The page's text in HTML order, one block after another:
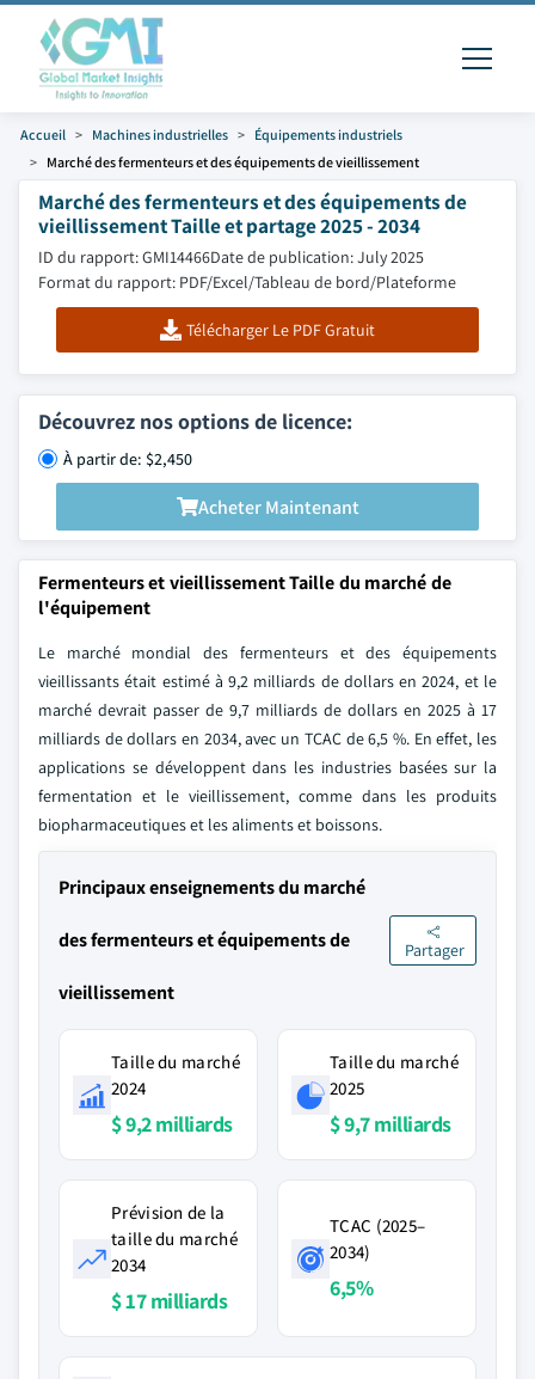
Accueil Machines industrielles
Équipements industriels
Marché des fermenteurs et des équipements de vieillissement
Marché des fermenteurs et des équipements de
vieillissement Taille et partage 2025 - 2034
ID du rapport: GMI14466Date de publication: July 2025
Format du rapport: PDF/Excel/Tableau de bord/Plateforme
Télécharger Le PDF Gratuit
Découvrez nos options de licence:
À partir de: $2,450
Acheter Maintenant
Fermenteurs et vieillissement Taille du marché de
l'équipement
Le marché mondial des fermenteurs et des équipements
vieillissants était estimé à 9,2 milliards de dollars en 2024, et le
marché devrait passer de 9,7 milliards de dollars en 2025 à 17
milliards de dollars en 2034, avec un TCAC de 6,5 %. En effet, les
applications se développent dans les industries basées sur la
fermentation et le vieillissement, comme dans les produits
biopharmaceutiques et les aliments et boissons.
Principaux enseignements du marché
des fermenteurs et équipements de
vieillissement
Partager
Taille du marché
2024
$ 9,2 milliards
Taille du marché
2025
$ 9,7 milliards
Prévision de la
taille du marché
2034
$ 17 milliards
TCAC (2025–
2034)
6,5%